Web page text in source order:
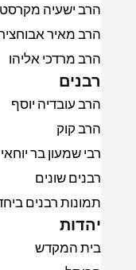
הרב ישעיה
הרב מאיר
הרב מרדכי אליהו
רבנים
הרב עובדיה יוסף
הרב קוק
רבי שמעון בר יוחאי
רבנים שונים
תמונות רבנים
יהדות
בית המקדש